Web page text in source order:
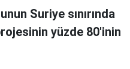
Suriye sınırında
yüzde 80'inin